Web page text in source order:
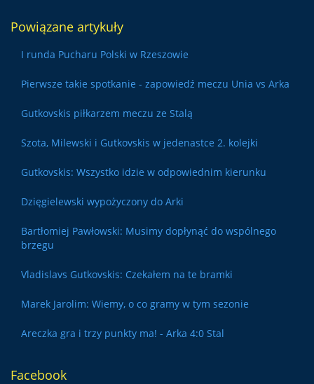
Powiązane artykuły
I runda Pucharu Polski w Rzeszowie
Pierwsze takie spotkanie - zapowiedź meczu Unia vs Arka
Gutkovskis piłkarzem meczu ze Stalą
Szota, Milewski i Gutkovskis w jedenastce 2. kolejki
Gutkovskis: Wszystko idzie w odpowiednim kierunku
Dzięgielewski wypożyczony do Arki
Bartłomiej Pawłowski: Musimy dopłynąć do wspólnego
brzegu
Vladislavs Gutkovskis: Czekałem na te bramki
Marek Jarolim: Wiemy, o co gramy w tym sezonie
Areczka gra i trzy punkty ma! - Arka 4:0 Stal
Facebook